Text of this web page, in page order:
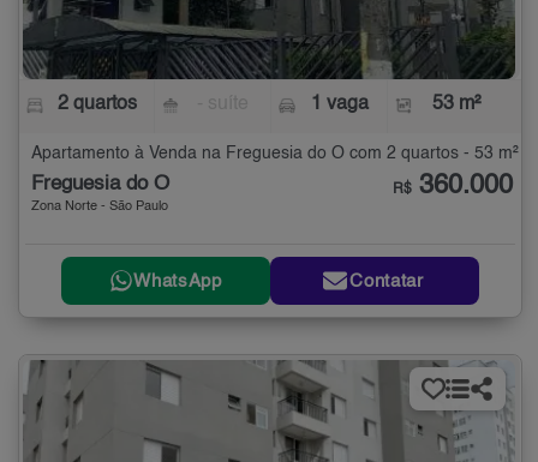
2 quartos 1 vaga 53 m²
Apartamento à Venda na Freguesia do Ó com 2 quartos - 53 m²
Freguesia do Ó
Zona Norte - São Paulo
R$ 360.000
WhatsApp Contatar